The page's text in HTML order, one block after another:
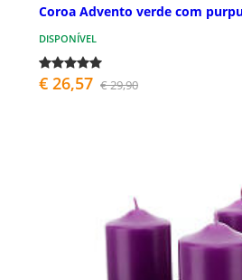
Coroa Advento verde com
DISPONÍVEL
€ 26,57 € 29,90